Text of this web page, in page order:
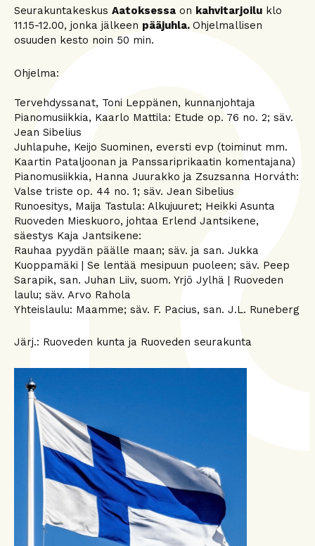
Seurakuntakeskus Aatoksessa on kahvitarjoilu klo
11.15-12.00, jonka jälkeen pääjuhla. Ohjelmallisen
osuuden kesto noin 50 min.
Ohjelma:
Tervehdyssanat, Toni Leppänen, kunnanjohtaja
Pianomusiikkia, Kaarlo Mattila: Etude op. 76 no. 2; säv.
Jean Sibelius
Juhlapuhe, Keijo Suominen, eversti evp (toiminut mm.
Kaartin Pataljoonan ja Panssariprikaatin komentajana)
Pianomusiikkia, Hanna Juurakko ja Zsuzsanna Horváth:
Valse triste op. 44 no. 1; säv. Jean Sibelius
Runoesitys, Maija Tastula: Alkujuuret; Heikki Asunta
Ruoveden Mieskuoro, johtaa Erlend Jantsikene,
säestys Kaja Jantsikene:
Rauhaa pyydän päälle maan; säv. ja san. Jukka
Kuoppamäki | Se lentää mesipuun puoleen; säv. Peep
Sarapik, san. Juhan Liiv, suom. Yrjö Jylhä | Ruoveden
laulu; säv. Arvo Rahola
Yhteislaulu: Maamme; säv. F. Pacius, san. J.L. Runeberg
Järj.: Ruoveden kunta ja Ruoveden seurakunta